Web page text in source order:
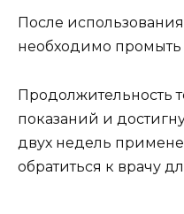
После
необходимо
Продолжительность
показаний и
двух недель
обратиться к врачу